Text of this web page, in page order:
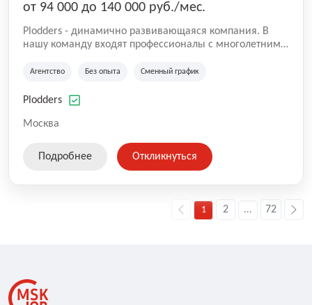
от 94 000 до 140 000 руб./мес.
Plodders - динамично развивающаяся компания. В
нашу команду входят профессионалы с многолетним
на рынке аутсорсинга, а накопленный опыт позволяют
оказываемых услуг.
Агентство Без опыта Сменный график
Plodders
Москва
Подробнее Откликнуться
1 2 ... 72